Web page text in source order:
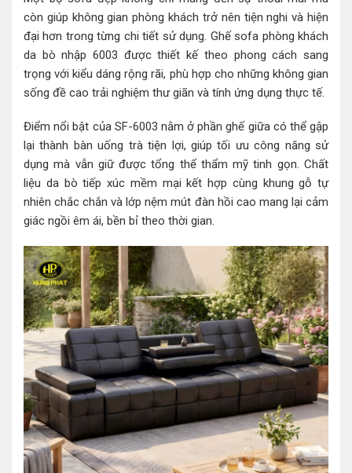
còn giúp không gian phòng khách trở nên tiện nghi và hiện
đại hơn trong từng chi tiết sử dụng. Ghế sofa phòng khách
da bò nhập 6003 được thiết kế theo phong cách sang
trọng với kiểu dáng rộng rãi, phù hợp cho những không gian
sống đề cao trải nghiệm thư giãn và tính ứng dụng thực tế.
Điểm nổi bật của SF-6003 nằm ở phần ghế giữa có thể gập
lại thành bàn uống trà tiện lợi, giúp tối ưu công năng sử
dụng mà vẫn giữ được tổng thể thẩm mỹ tinh gọn. Chất
liệu da bò tiếp xúc mềm mại kết hợp cùng khung gỗ tự
nhiên chắc chắn và lớp nệm mút đàn hồi cao mang lại cảm
giác ngồi êm ái, bền bỉ theo thời gian.